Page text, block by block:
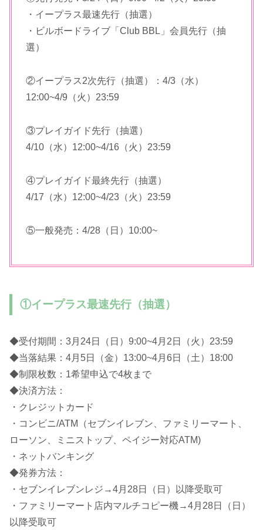
・イープラス最速先行（抽選）
・ビルボードライブ「Club BBL」会員先行（抽
選）
②イープラス2次先行（抽選）：4/3（水）
12:00~4/9（火）23:59
③プレイガイド先行（抽選）
4/10（水）12:00~4/16（火）23:59
④プレイガイド最終先行（抽選）
4/17（水）12:00~4/23（火）23:59
⑤一般発売：4/28（日）10:00~
①イープラス最速先行（抽選）
◆受付期間：3月24日（日）9:00~4月2日（火）23:59
◆当落結果：4月5日（金）13:00~4月6日（土）18:00
◆制限枚数：1希望申込で4枚まで
◆決済方法：
・クレジットカード
・コンビニ/ATM（セブンイレブン、ファミリーマート、
ローソン、ミニストップ、ペイジー対応ATM)
・ネットバンキング
◆発券方法：
・セブンイレブンレジ→4月28日（日）以降受取可
・ファミリーマート店内マルチコピー機→4月28日（日）
以降受取可